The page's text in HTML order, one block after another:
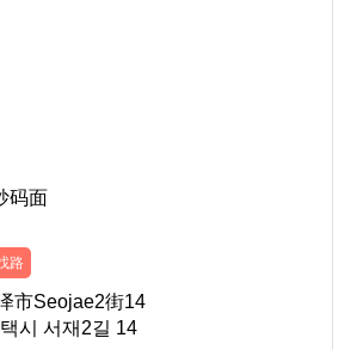
码面
路
市Seojae2街14
시 서재2길 14